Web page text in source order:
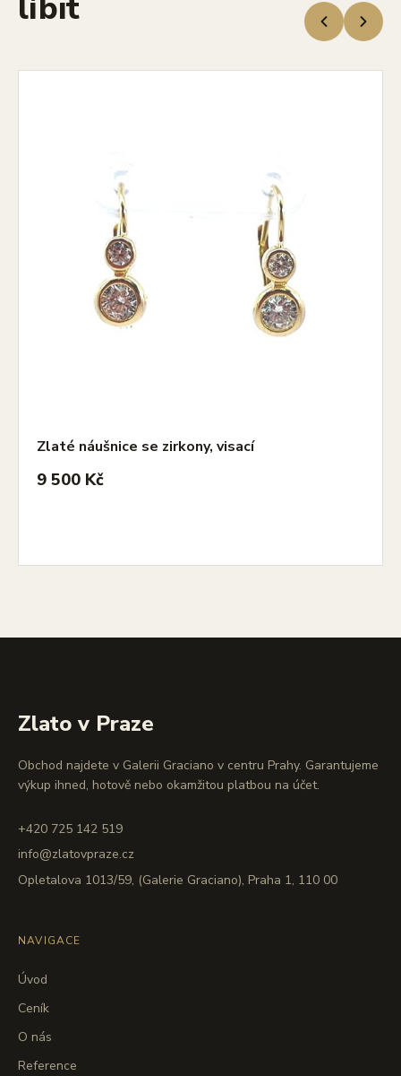
Zlaté náušnice se zirkony, visací
9 500 Kč
Zlato v Praze
Obchod najdete v Galerii Graciano v centru Prahy. Garantujeme
výkup ihned, hotově nebo okamžitou platbou na účet.
+420 725 142 519
info@zlatovpraze.cz
Opletalova 1013/59, (Galerie Graciano), Praha 1, 110 00
NAVIGACE
Úvod
Ceník
O nás
Reference